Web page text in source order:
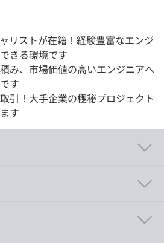
リストが在籍！経験豊富なエンジ
きる環境です
み、市場価値の高いエンジニアへ
す
引！大手企業の極秘プロジェクト
す
います。